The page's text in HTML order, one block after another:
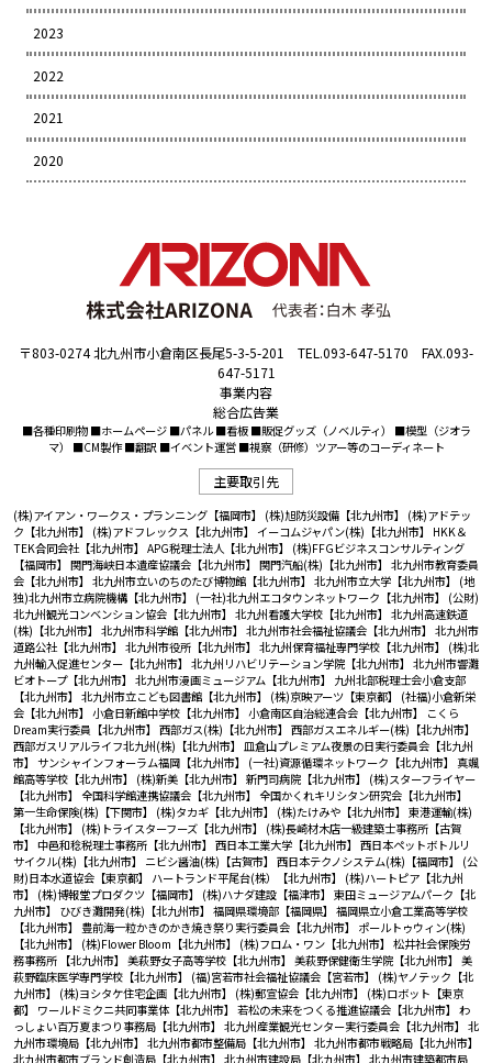
2023
2022
2021
2020
〒803-0274 北九州市小倉南区長尾5-3-5-201 TEL.093-647-5170 FAX.093-
647-5171
事業内容
総合広告業
■各種印刷物 ■ホームページ ■パネル ■看板 ■販促グッズ（ノベルティ） ■模型（ジオラ
マ） ■CM製作 ■翻訳 ■イベント運営 ■視察（研修）ツアー等のコーディネート
主要取引先
(株)アイアン・ワークス・プランニング【福岡市】 (株)旭防災設備【北九州市】 (株)アドテッ
ク【北九州市】 (株)アドフレックス【北九州市】 イーコムジャパン(株)【北九州市】 HKK＆
TEK合同会社【北九州市】 APG税理士法人【北九州市】 (株)FFGビジネスコンサルティング
【福岡市】 関門海峡日本遺産協議会【北九州市】 関門汽船(株)【北九州市】 北九州市教育委員
会【北九州市】 北九州市立いのちのたび博物館【北九州市】 北九州市立大学【北九州市】 (地
独)北九州市立病院機構【北九州市】 (一社)北九州エコタウンネットワーク【北九州市】 (公財)
北九州観光コンベンション協会【北九州市】 北九州看護大学校【北九州市】 北九州高速鉄道
(株)【北九州市】 北九州市科学館【北九州市】 北九州市社会福祉協議会【北九州市】 北九州市
道路公社【北九州市】 北九州市役所【北九州市】 北九州保育福祉専門学校【北九州市】 (株)北
九州輸入促進センター【北九州市】 北九州リハビリテーション学院【北九州市】 北九州市響灘
ビオトープ【北九州市】 北九州市漫画ミュージアム【北九州市】 九州北部税理士会小倉支部
【北九州市】 北九州市立こども図書館【北九州市】 (株)京映アーツ【東京都】 (社福)小倉新栄
会【北九州市】 小倉日新館中学校【北九州市】 小倉南区自治総連合会【北九州市】
こくら
Dream実行委員【北九州市】 西部ガス(株)【北九州市】 西部ガスエネルギー(株)【北九州市】
西部ガスリアルライフ北九州(株)【北九州市】 皿倉山プレミアム夜景の日実行委員会【北九州
市】 サンシャインフォーラム福岡【北九州市】 (一社)資源循環ネットワーク【北九州市】 真颯
館高等学校【北九州市】 (株)新美【北九州市】 新門司病院【北九州市】 (株)スターフライヤー
【北九州市】 全国科学館連携協議会【北九州市】 全国かくれキリシタン研究会【北九州市】
第一生命保険(株)【下関市】 (株)タカギ【北九州市】 (株)たけみや【北九州市】 東港運輸(株)
【北九州市】 (株)トライスターフーズ【北九州市】 (株)長崎材木店一級建築士事務所【古賀
市】 中邑和稔税理士事務所【北九州市】 西日本工業大学【北九州市】 西日本ペットボトルリ
サイクル(株)【北九州市】 ニビシ醤油(株)【古賀市】 西日本テクノシステム(株)【福岡市】 (公
財)日本水道協会【東京都】 ハートランド平尾台(株）【北九州市】 (株)ハートピア【北九州
市】 (株)博報堂プロダクツ【福岡市】 (株)ハナダ建設【福津市】 東田ミュージアムパーク【北
九州市】 ひびき灘開発(株)【北九州市】 福岡県環境部【福岡県】 福岡県立小倉工業高等学校
【北九州市】 豊前海一粒かきのかき焼き祭り実行委員会【北九州市】 ポールトゥウィン(株)
【北九州市】 (株)Flower Bloom【北九州市】 (株)フロム・ワン【北九州市】 松井社会保険労
務事務所 【北九州市】 美萩野女子高等学校【北九州市】 美萩野保健衛生学院【北九州市】 美
萩野臨床医学専門学校【北九州市】 (福)宮若市社会福祉協議会【宮若市】 (株)ヤノテック【北
九州市】 (株)ヨシタケ住宅企画【北九州市】 (株)郵宣協会【北九州市】 (株)ロボット【東京
都】 ワールドミクニ共同事業体【北九州市】 若松の未来をつくる推進協議会【北九州市】 わ
っしょい百万夏まつり事務局【北九州市】 北九州産業観光センター実行委員会【北九州市】 北
九州市環境局【北九州市】 北九州市都市整備局【北九州市】 北九州市都市戦略局【北九州市】
北九州市都市ブランド創造局【北九州市】 北九州市建設局【北九州市】 北九州市建築都市局